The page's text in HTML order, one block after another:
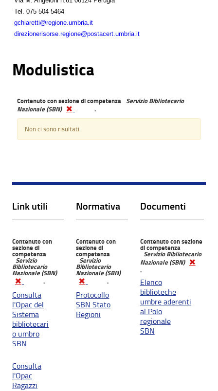
Tel.
075 504 5464
gchiaretti@regione.umbria.it
direzionerisorse.regione@postacert.umbria.it
Modulistica
Contenuto con sezione di competenza
Servizio Bibliotecario
Nazionale (SBN)
.
Non ci sono risultati.
Link utili
Contenuto con
sezione di
competenza
Servizio
Bibliotecario
Nazionale (SBN)
.
Consulta
l'Opac del
Sistema
bibliotecari
o umbro
SBN
Consulta
l'Opac
Ragazzi
Normativa
Contenuto con
sezione di
competenza
Servizio
Bibliotecario
Nazionale (SBN)
.
Protocollo
SBN Stato
Regioni
Documenti
Contenuto con sezione
di competenza
Servizio Bibliotecario
Nazionale (SBN)
.
Elenco
biblioteche
umbre aderenti
al Polo
regionale
SBN